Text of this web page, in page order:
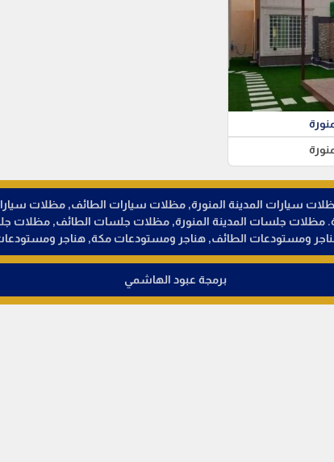
وسواتر تظليل المدينة المنورة © تواصل - 0538373581 |مظلات سيارات المدينة المنورة,
مظلات جلسات المدينة المنورة, مظلات جلسات الطائف,
ومستودعات الطائف, هناجر ومستودعات مكة, هناجر
برمجة عبود الهاشمي